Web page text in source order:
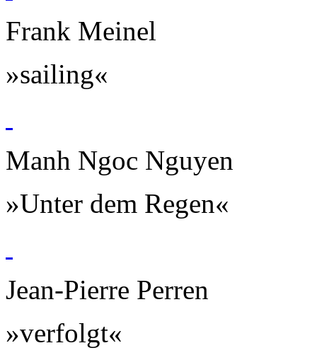
Frank Meinel
»sailing«
Manh Ngoc Nguyen
»Unter dem Regen«
Jean-Pierre Perren
»verfolgt«